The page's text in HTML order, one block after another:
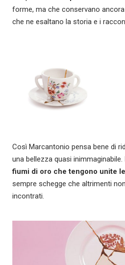
forme, ma che conservano
che ne esaltano la storia e i
Così Marcantonio pensa bene di
una bellezza quasi inimmaginabile.
fiumi di oro che tengono unite
sempre schegge che altrimenti
incontrati.